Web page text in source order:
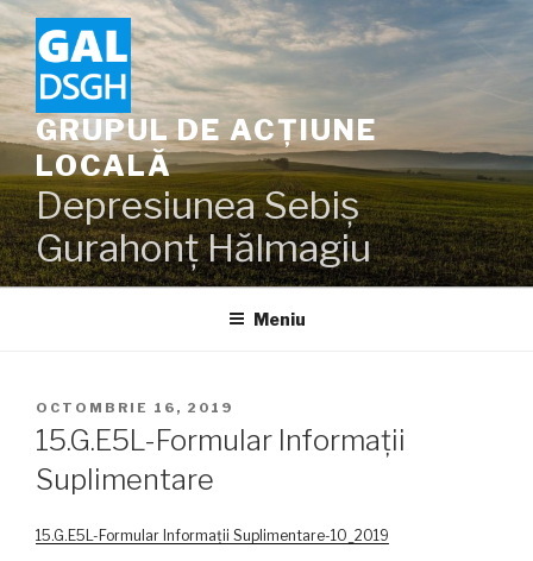
Sari
la
conținut
GRUPUL DE ACȚIUNE
LOCALĂ
Depresiunea Sebiș
Gurahonț Hălmagiu
Meniu
PUBLICAT
PE
OCTOMBRIE 16, 2019
15.G.E5L-Formular Informații
Suplimentare
15.G.E5L-Formular Informații Suplimentare-10_2019